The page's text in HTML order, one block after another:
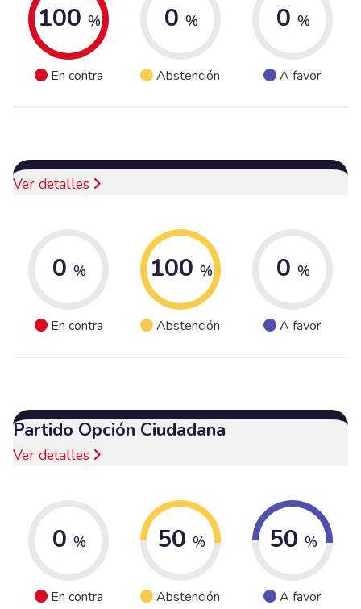
100 %
En contra
0 %
Abstención
0 %
A favor
Ver detalles
0 %
En contra
100 %
Abstención
0 %
A favor
Partido Opción Ciudadana
Ver detalles
0 %
En contra
50 %
Abstención
50 %
A favor